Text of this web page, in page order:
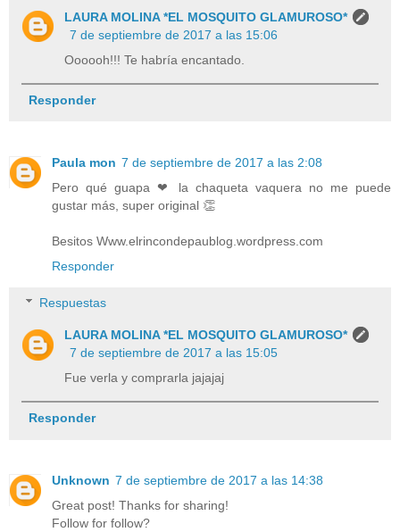
LAURA MOLINA *EL MOSQUITO GLAMUROSO*
7 de septiembre de 2017 a las 15:06
Oooooh!!! Te habría encantado.
Responder
Paula mon 7 de septiembre de 2017 a las 2:08
Pero qué guapa ❤ la chaqueta vaquera no me puede
gustar más, super original 👏
Besitos Www.elrincondepaublog.wordpress.com
Responder
Respuestas
LAURA MOLINA *EL MOSQUITO GLAMUROSO*
7 de septiembre de 2017 a las 15:05
Fue verla y comprarla jajajaj
Responder
Unknown 7 de septiembre de 2017 a las 14:38
Great post! Thanks for sharing!
Follow for follow?